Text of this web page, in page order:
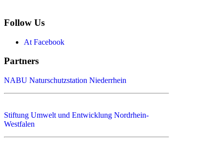
Follow Us
At Facebook
Partners
NABU Naturschutzstation Niederrhein
Stiftung Umwelt und Entwicklung Nordrhein-
Westfalen